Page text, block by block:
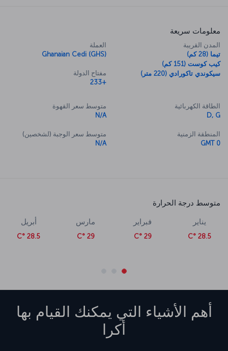
معلومات سريعة
المدن القريبة
تيما (28 كم)
كيب كوست (151 كم)
سيكوندي تاكورادي (220 متر)
العملة
Ghanaian Cedi (GHS)
مفتاح الدولة
+233
الطاقة الكهربائية
D, G
المنطقة الزمنية
GMT 0
متوسط سعر القهوة
N/A
متوسط سعر الوجبة (لشخصين)
N/A
متوسط درجة الحرارة
يناير
28.5 °C
فبراير
29 °C
مارس
29 °C
أبريل
28.5 °C
أهم الأشياء التي يمكنك القيام بها
أكرا